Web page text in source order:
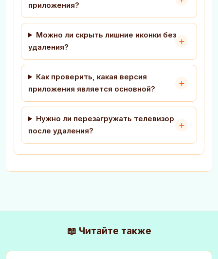
приложения?
Можно ли скрыть лишние иконки без
удаления?
Как проверить, какая версия
приложения является основной?
Нужно ли перезагружать телевизор
после удаления?
📖 Читайте также